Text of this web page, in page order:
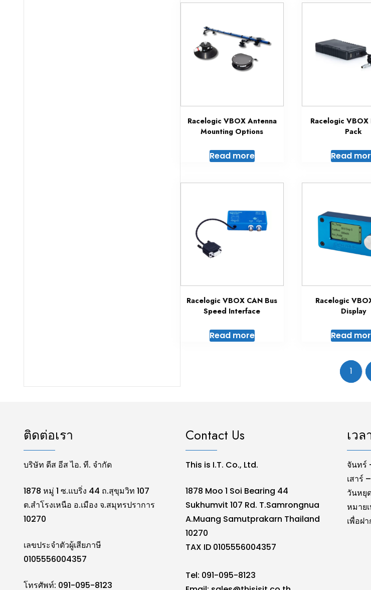
Racelogic VBOX Antenna
Mounting Options
Read more
Racelogic
Pack
Read
Racelogic VBOX CAN Bus
Speed Interface
Read more
Racelogic
Display
Read
1
ติดต่อเรา
บริษัท ดีส อีส ไอ. ที. จำกัด
1878 หมู่ 1 ซ.แบริ่ง 44 ถ.สุขุมวิท 107
ต.สำโรงเหนือ อ.เมือง จ.สมุทรปราการ
10270
เลขประจำตัวผู้เสียภาษี
0105556004357
โทรศัพท์: 091-095-8123
Contact Us
This is I.T. Co., Ltd.
1878 Moo 1 Soi Bearing 44
Sukhumvit 107 Rd. T.Samrongnua
A.Muang Samutprakarn Thailand
10270
TAX ID 0105556004357
Tel: 091-095-8123
เว
จันทร์
เสาร์
วันหยุ
หมาย
เพื่อฝ